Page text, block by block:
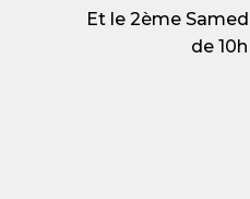
Et le 2ème
de 10h